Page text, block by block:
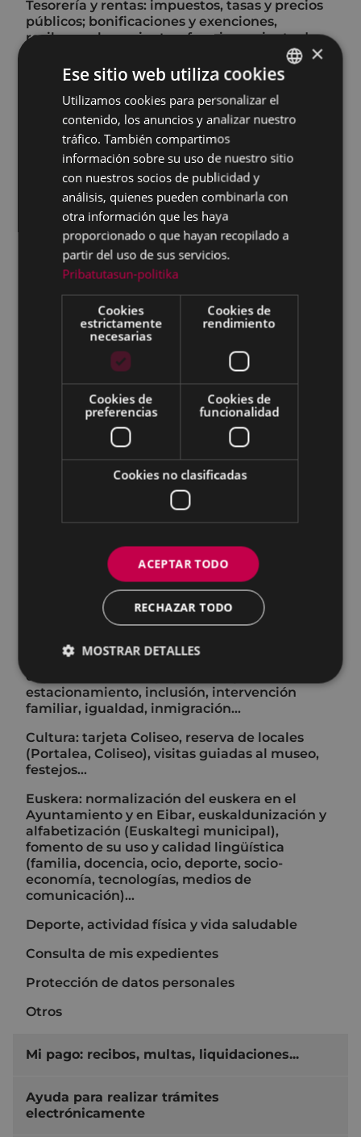
Tesorería y rentas: impuestos, tasas y precios
públicos; bonificaciones y exenciones,
recibos, aplazamiento y fraccionamiento de
pagos, domiciliaciones bancarias, domicilio
fiscal, garantías y avales, compensaciones y
embargos…
Urbanismo y medio ambiente: licencias y
comunicados de obra, licencias y
comunicaciones previas de actividades,
Inspecciones Técnicas de Edificios,
ocupaciones (andamios, mesas y sillas,
barricas...), etc.
Planeamiento urbano
Obras: obras de promoción municipal,
urbanización de zonas públicas, creación de
equipamientos deportivos y culturales,
reformas en edificios públicos,
mantenimiento de viales urbanos y rurales,
supervisión de obras privadas en dominio
venta ambulante, mercadillo), cesión de
materiales, cementerio municipal, tala de
árboles, mantenimiento (jardines,
equipamientos municipales, alumbrado)...
Desarrollo económico, empleo e innovación:
formación ocupacional; actividades y
programas de apoyo al comercio, la industria
y el emprendimiento...
Policía Municipal: multas y alegaciones,
vehículos abandonados, armas de aire,
perros, informes de accidentes, contenedores
de obras, reserva de estacionamiento...
Servicios Sociales: centros residenciales y de
día, ayuda a domicilio, orientación jurídica,
teleasistencia, ayudas económicas y técnicas,
dependencia, discapacidad, tarjeta de
estacionamiento, inclusión, intervención
familiar, igualdad, inmigración...
Cultura: tarjeta Coliseo, reserva de locales
(Portalea, Coliseo), visitas guiadas al museo,
festejos...
Euskera: normalización del euskera en el
Ayuntamiento y en Eibar, euskaldunización y
alfabetización (Euskaltegi municipal),
fomento de su uso y calidad lingüística
(familia, docencia, ocio, deporte, socio-
economía, tecnologías, medios de
comunicación)...
Deporte, actividad física y vida saludable
Consulta de mis expedientes
Protección de datos personales
Otros
Mi pago: recibos, multas, liquidaciones...
Ayuda para realizar trámites
electrónicamente
BASQUE
SPANISH
×
Ese sitio web utiliza cookies
Utilizamos cookies para personalizar el
contenido, los anuncios y analizar nuestro
tráfico. También compartimos
información sobre su uso de nuestro sitio
con nuestros socios de publicidad y
análisis, quienes pueden combinarla con
otra información que les haya
proporcionado o que hayan recopilado a
partir del uso de sus servicios.
Pribatutasun-politika
Cookies
estrictamente
necesarias
Cookies de
rendimiento
Cookies de
preferencias
Cookies de
funcionalidad
Cookies no clasificadas
ACEPTAR TODO
RECHAZAR TODO
MOSTRAR DETALLES